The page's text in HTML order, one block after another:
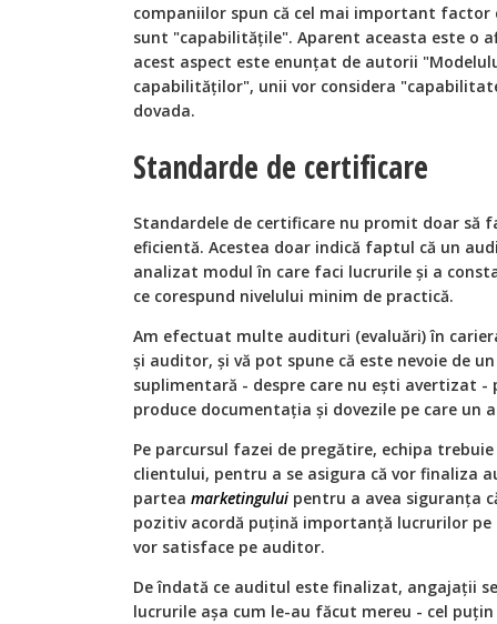
companiilor spun că cel mai important factor
sunt "capabilitățile". Aparent aceasta este o
acest aspect este enunțat de autorii
capabilităților", unii vor considera
dovada.
Standarde de certificare
Standardele de certificare nu promit doar să
eficientă. Acestea doar indică faptul că un
analizat modul în care faci lucrurile și a
ce corespund nivelului minim de practică.
Am efectuat multe audituri (evaluări) în
și auditor, și vă pot spune că este nevoie de
suplimentară - despre care nu ești avertizat
produce documentația și dovezile pe care un
Pe parcursul fazei de pregătire, echipa
clientului, pentru a se asigura că vor finaliza
partea marketingului pentru a avea siguranța
pozitiv acordă puțină importanță lucrurilor pe
vor satisface pe auditor.
De îndată ce auditul este finalizat, angajații
lucrurile așa cum le-au făcut mereu - cel